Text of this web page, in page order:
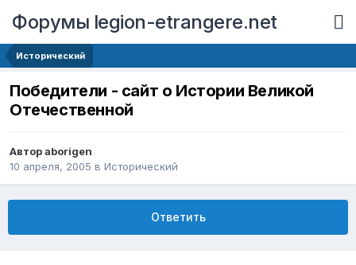
Форумы legion-etrangere.net
Исторический
Победители - сайт о Истории Великой
Отечественной
Автор aborigen
10 апреля, 2005 в Исторический
Ответить